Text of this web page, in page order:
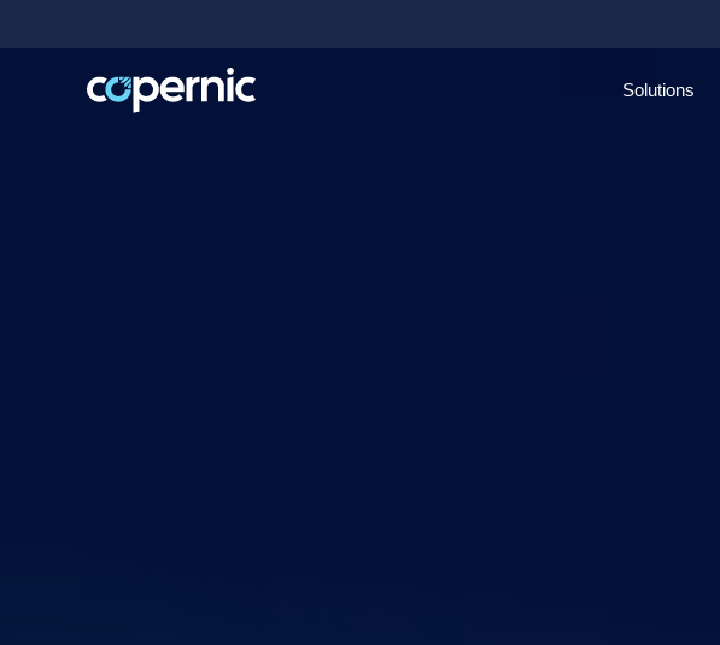
Solutions